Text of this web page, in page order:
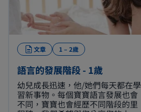
文章 1 – 2歲
語言的發展階段 - 1歲
幼兒成長迅速，他/她們每天都在學
習新事物。每個寶寶語言發展也會
不同，寶寶也會經歷不同階段的里